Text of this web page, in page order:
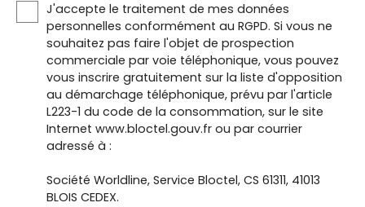
J'accepte le traitement de mes données
personnelles conformément au RGPD. Si vous ne
souhaitez pas faire l'objet de prospection
commerciale par voie téléphonique, vous pouvez
vous inscrire gratuitement sur la liste d'opposition
au démarchage téléphonique, prévu par l'article
L223-1 du code de la consommation, sur le site
Internet www.bloctel.gouv.fr ou par courrier
adressé à :
Société Worldline, Service Bloctel, CS 61311, 41013
BLOIS CEDEX.